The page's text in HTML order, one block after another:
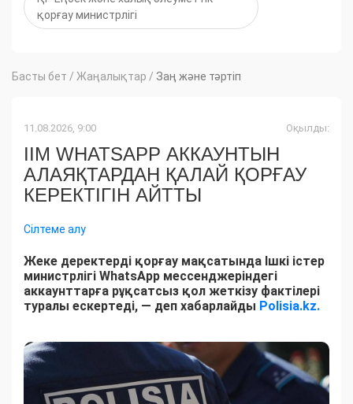
қорғау министрлігі
Басты бет / Жаңалықтар / Заң және тәртіп
11.08.2026, 9:00 Оқылды:
ІІМ WHATSAPP АККАУНТЫН
АЛАЯҚТАРДАН ҚАЛАЙ ҚОРҒАУ
КЕРЕКТІГІН АЙТТЫ
Сілтеме алу
Жеке деректерді қорғау мақсатында Ішкі істер
министрлігі WhatsApp мессенджеріндегі
аккаунттарға рұқсатсыз қол жеткізу фактілері
туралы ескертеді, — деп хабарлайды Polisia.kz.